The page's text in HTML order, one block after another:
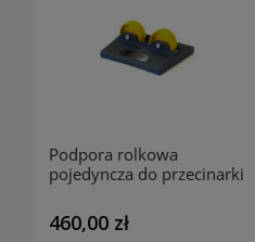
Podpora rolkowa
pojedyncza do przecinarki
EXACT
460,00 zł